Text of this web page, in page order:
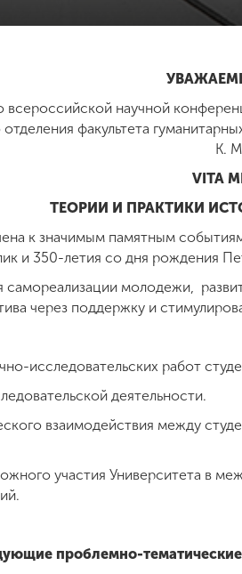
всероссийской научной
факультета
К.
VITA
ТЕОРИИ И ПРАКТИКИ
к значимым памятным
и 350-летия со дня рождения
самореализации молодежи,
через поддержку и
исследовательских работ
деятельности.
взаимодействия между
участия Университета в
проблемно-